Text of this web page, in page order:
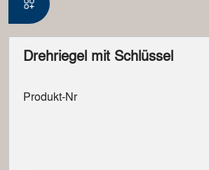
Drehriegel mit Schlüssel
Produkt-Nr